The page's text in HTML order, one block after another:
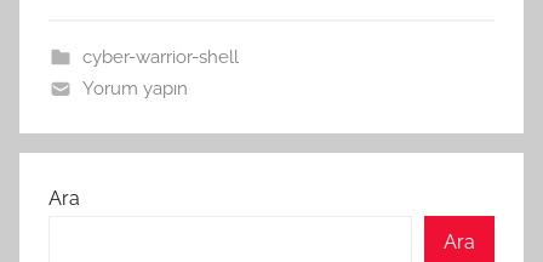
cyber-warrior-shell
Yorum yapın
Ara
Ara